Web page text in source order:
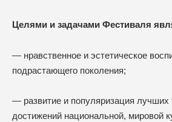
Целями и задачами Фестиваля
— нравственное и эстетическое
подрастающего поколения;
— развитие и популяризация лучших
достижений национальной, мировой